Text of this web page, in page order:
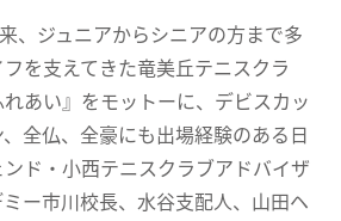
駅ナカ横丁 出店者募集！
、ジュニアからシニアの方まで多
を支えてきた竜美丘テニスクラ
あい』をモットーに、デビスカッ
全仏、全豪にも出場経験のある日
ド・小西テニスクラブアドバイザ
ー市川校長、水谷支配人、山田ヘ